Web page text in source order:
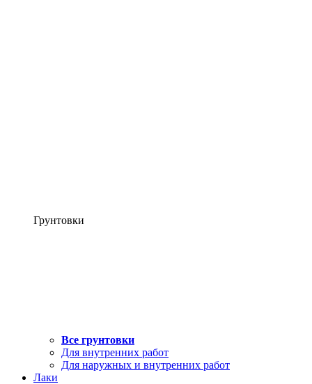
Грунтовки
Все грунтовки
Для внутренних работ
Для наружных и внутренних работ
Лаки